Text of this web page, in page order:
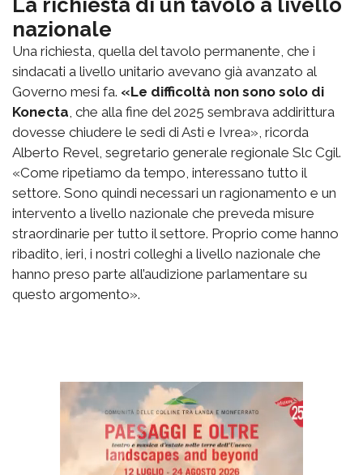
La richiesta di un tavolo a livello
nazionale
Una richiesta, quella del tavolo permanente, che i
sindacati a livello unitario avevano già avanzato al
Governo mesi fa. «Le difficoltà non sono solo di
Konecta, che alla fine del 2025 sembrava addirittura
dovesse chiudere le sedi di Asti e Ivrea», ricorda
Alberto Revel, segretario generale regionale Slc Cgil.
«Come ripetiamo da tempo, interessano tutto il
settore. Sono quindi necessari un ragionamento e un
intervento a livello nazionale che preveda misure
straordinarie per tutto il settore. Proprio come hanno
ribadito, ieri, i nostri colleghi a livello nazionale che
hanno preso parte all’audizione parlamentare su
questo argomento».